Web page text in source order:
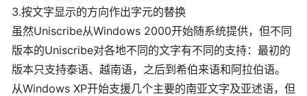
3.按文字显示的方向作出字元的替换
虽然Uniscribe从Windows 2000开始随系统提供，但不同
版本的Uniscribe对各地不同的文字有不同的支持：最初的
版本只支持泰语、越南语，之后到希伯来语和阿拉伯语。
从Windows XP开始支援几个主要的南亚文字及亚述语，但